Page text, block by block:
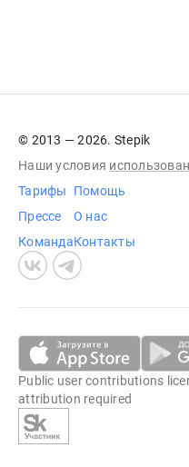
© 2013 — 2026. Stepik
Наши условия
Тарифы
Прессе
Команда
Помощь
О нас
Контакты
Public user contributions
attribution required